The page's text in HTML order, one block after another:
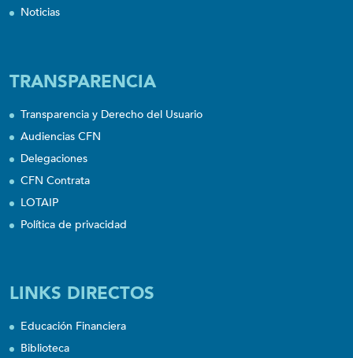
Noticias
TRANSPARENCIA
Transparencia y Derecho del Usuario
Audiencias CFN
Delegaciones
CFN Contrata
LOTAIP
Política de privacidad
LINKS DIRECTOS
Educación Financiera
Biblioteca